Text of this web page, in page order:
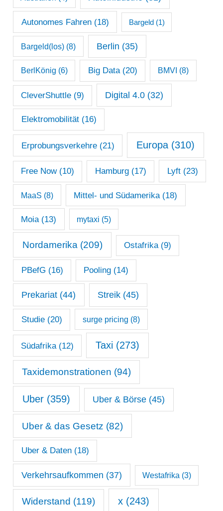
h
Autonomes Fahren(18) Bargeld(1)
Bargeld(los)(8) Berlin (35)
BerlKönig (6) Big Data(20) BMVI (8)
CleverShuttle (9) Digital 4.0(32)
Elektromobilität(16)
Erprobungsverkehre(21) Europa (310)
Free Now(10) Hamburg(17) Lyft(23)
MaaS (8) Mittel- und Südamerika (18)
Moia (13) mytaxi (5)
Nordamerika (209) Ostafrika(9)
PBefG (16) Pooling (14)
Prekariat (44) Streik(45)
Studie(20) surge pricing (8)
Südafrika (12) Taxi (273)
Taxidemonstrationen (94)
Uber (359) Uber & Börse (45)
Uber & das Gesetz (82)
Uber & Daten(18)
Verkehrsaufkommen (37) Westafrika (3)
Widerstand (119) x(243)